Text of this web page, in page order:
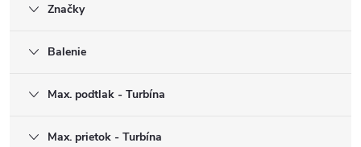
Značky
Balenie
Max. podtlak - Turbína
Max. prietok - Turbína